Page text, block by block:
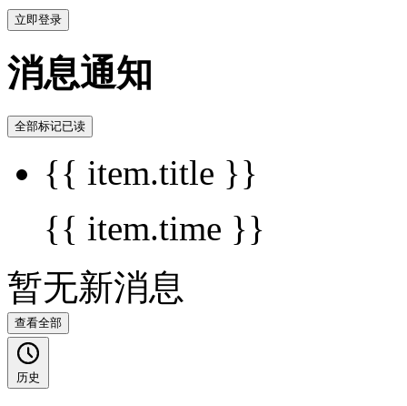
立即登录
消息通知
全部标记已读
{{ item.title }}
{{ item.time }}
暂无新消息
查看全部
历史